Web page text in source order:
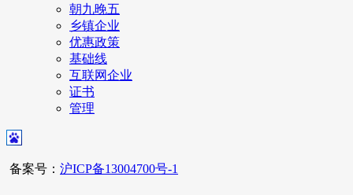
朝九晚五
乡镇企业
优惠政策
基础线
互联网企业
证书
管理
备案号： 沪ICP备13004700号-1